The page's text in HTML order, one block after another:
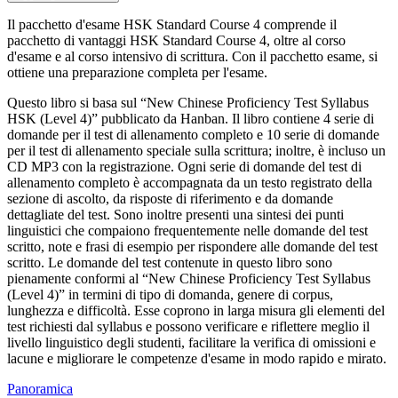
Il pacchetto d'esame HSK Standard Course 4 comprende il
pacchetto di vantaggi HSK Standard Course 4, oltre al corso
d'esame e al corso intensivo di scrittura. Con il pacchetto esame, si
ottiene una preparazione completa per l'esame.
Questo libro si basa sul “New Chinese Proficiency Test Syllabus
HSK (Level 4)” pubblicato da Hanban. Il libro contiene 4 serie di
domande per il test di allenamento completo e 10 serie di domande
per il test di allenamento speciale sulla scrittura; inoltre, è incluso un
CD MP3 con la registrazione. Ogni serie di domande del test di
allenamento completo è accompagnata da un testo registrato della
sezione di ascolto, da risposte di riferimento e da domande
dettagliate del test. Sono inoltre presenti una sintesi dei punti
linguistici che compaiono frequentemente nelle domande del test
scritto, note e frasi di esempio per rispondere alle domande del test
scritto. Le domande del test contenute in questo libro sono
pienamente conformi al “New Chinese Proficiency Test Syllabus
(Level 4)” in termini di tipo di domanda, genere di corpus,
lunghezza e difficoltà. Esse coprono in larga misura gli elementi del
test richiesti dal syllabus e possono verificare e riflettere meglio il
livello linguistico degli studenti, facilitare la verifica di omissioni e
lacune e migliorare le competenze d'esame in modo rapido e mirato.
Panoramica